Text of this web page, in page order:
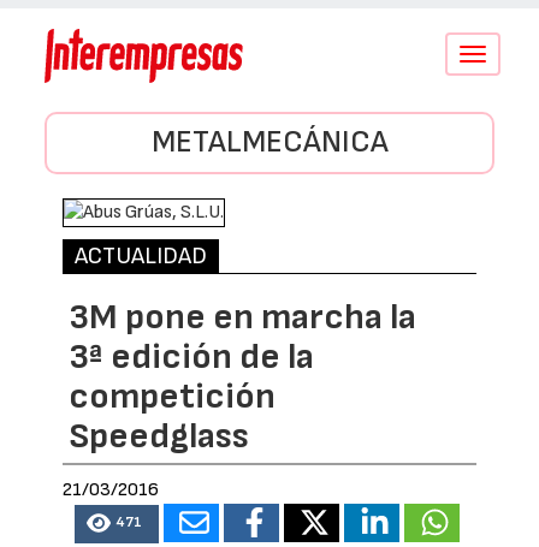
Conmutar
METALMECÁNICA
ACTUALIDAD
3M pone en marcha la
3ª edición de la
competición
Speedglass
21/03/2016
471